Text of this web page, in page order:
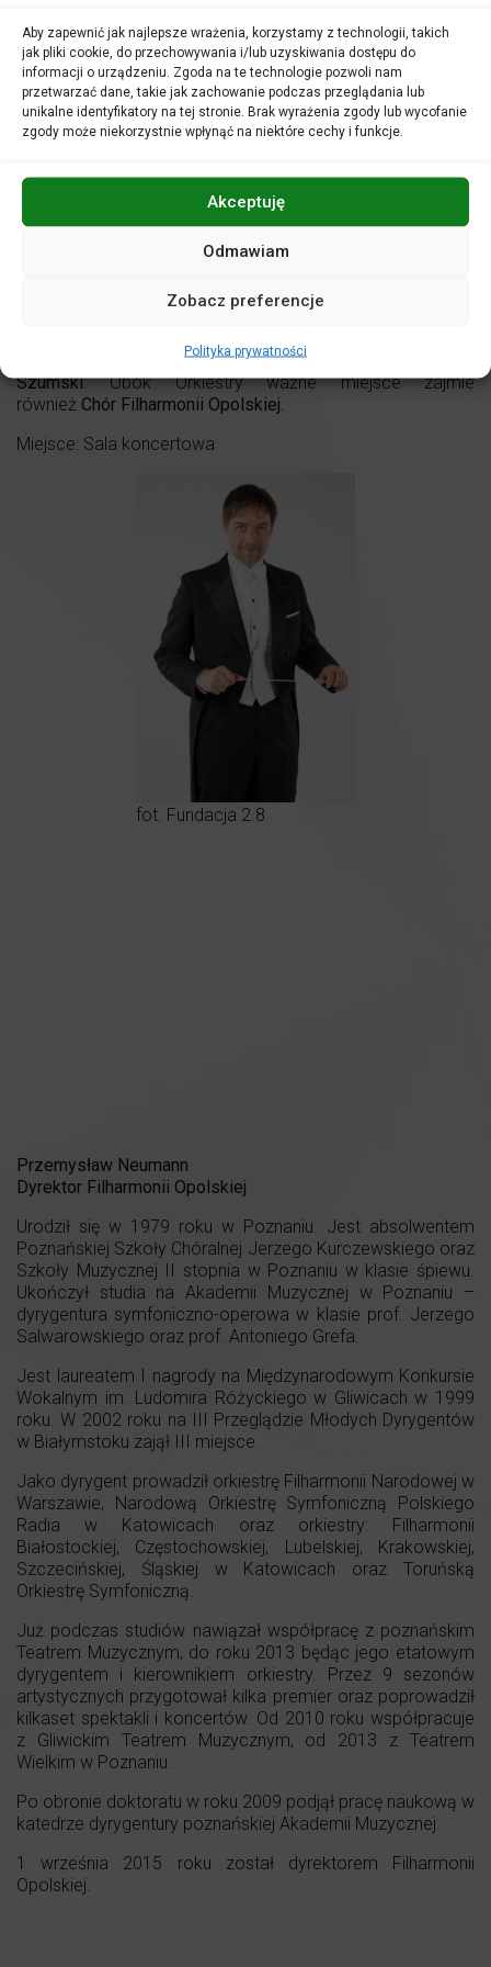
Aby zapewnić jak najlepsze wrażenia, korzystamy z technologii, takich
jak pliki cookie, do przechowywania i/lub uzyskiwania dostępu do
informacji o urządzeniu. Zgoda na te technologie pozwoli nam
przetwarzać dane, takie jak zachowanie podczas przeglądania lub
unikalne identyfikatory na tej stronie. Brak wyrażenia zgody lub wycofanie
zgody może niekorzystnie wpłynąć na niektóre cechy i funkcje.
Akceptuję
Odmawiam
Zobacz preferencje
Polityka prywatności
Golgotę i śmierć na krzyżu. Kompozycja składa się z trzech
nieustannie przeplatających się ze sobą warstw: pierwszą
stanowi treść ewangelii, gdzie soliści i chór wcielają się w
konkretne postaci rozgrywającego się dramatu. Drugą jest
charakterystyczny dla tradycji protestanckiej komenarz w
postaci chorału luterańskiego. Jedenaście fragmentów
uczuciach wiernych. Arie oparte na współczesnych
Bachowi tekstach poetyckich składają się na trzecią,
medytacyjną warstwę Pasji.
Filharmonii Opolskiej,Przemysława Neumanna
Magdalena Wachowska, Maciej Kwaśnikowski i Sebastian
Szumski.Obok Orkiestry ważne miejsce zajmie
również Chór Filharmonii Opolskiej.
Miejsce: Sala koncertowa
fot. Fundacja 2.8
Przemysław Neumann
Dyrektor Filharmonii Opolskiej
Urodził się w 1979 roku w Poznaniu. Jest absolwentem
Poznańskiej Szkoły Chóralnej Jerzego Kurczewskiego oraz
Szkoły Muzycznej II stopnia w Poznaniu w klasie śpiewu.
Ukończył studia na Akademii Muzycznej w Poznaniu –
dyrygentura symfoniczno-operowa w klasie prof. Jerzego
Salwarowskiego oraz prof. Antoniego Grefa.
Jest laureatem I nagrody na Międzynarodowym Konkursie
Wokalnym im. Ludomira Różyckiego w Gliwicach w 1999
roku. W 2002 roku na III Przeglądzie Młodych Dyrygentów
w Białymstoku zajął III miejsce.
Jako dyrygent prowadził orkiestrę Filharmonii Narodowej w
Warszawie, Narodową Orkiestrę Symfoniczną Polskiego
Radia w Katowicach oraz orkiestry: Filharmonii
Białostockiej, Częstochowskiej, Lubelskiej, Krakowskiej,
Szczecińskiej, Śląskiej w Katowicach oraz Toruńską
Orkiestrę Symfoniczną.
Już podczas studiów nawiązał współpracę z poznańskim
Teatrem Muzycznym, do roku 2013 będąc jego etatowym
dyrygentem i kierownikiem orkiestry. Przez 9 sezonów
artystycznych przygotował kilka premier oraz poprowadził
kilkaset spektakli i koncertów. Od 2010 roku współpracuje
z Gliwickim Teatrem Muzycznym, od 2013 z Teatrem
Wielkim w Poznaniu.
Po obronie doktoratu w roku 2009 podjął pracę naukową w
katedrze dyrygentury poznańskiej Akademii Muzycznej.
1 września 2015 roku został dyrektorem Filharmonii
Opolskiej.